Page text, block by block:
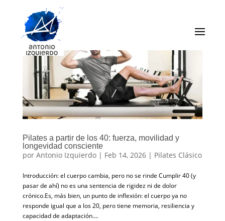
Pilates a partir de los 40: fuerza, movilidad y
longevidad consciente
por Antonio Izquierdo| Feb 14, 2026| Pilates Clásico
Introducción: el cuerpo cambia, pero no se rinde Cumplir 40 (y
pasar de ahí) no es una sentencia de rigidez ni de dolor
crónico.Es, más bien, un punto de inflexión: el cuerpo ya no
responde igual que a los 20, pero tiene memoria, resiliencia y
capacidad de adaptación....